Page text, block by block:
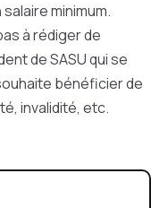
minimum.
à rédiger de
de SASU qui se
bénéficier de
invalidité, etc.